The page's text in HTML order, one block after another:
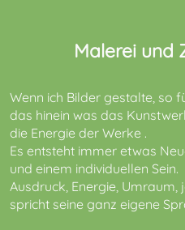
Malerei und
Wenn ich Bilder gestalte, so
das hinein was das
die Energie der Werke .
Es entsteht immer etwas
und einem individuellen Sein.
Ausdruck, Energie,
spricht seine ganz eigene